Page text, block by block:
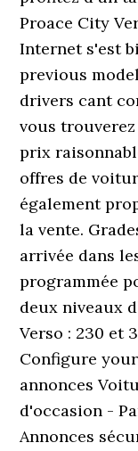
Proace City
Internet s'est
previous
drivers cant
vous
prix
offres de
également
la vente.
arrivée dans
programmée
deux niveaux
Verso : 230 et
Configure your
annonces
d'occasion -
Annonces